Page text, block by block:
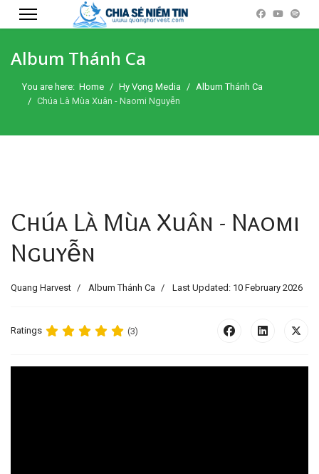
Album Thánh Ca
You are here: Home Hy Vọng Media
Album Thánh Ca
Chúa Là Mùa Xuân - Naomi Nguyễn
Chúa Là Mùa Xuân - Naomi
Nguyễn
Quang Harvest Album Thánh Ca Last Updated: 10 February 2026
Ratings (3)